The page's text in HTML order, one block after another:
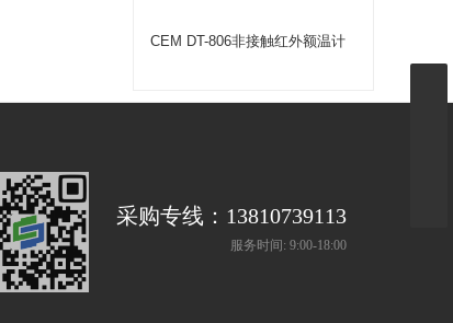
CEM DT-806非接触红外额温计
采购专线：13810739113
服务时间: 9:00-18:00